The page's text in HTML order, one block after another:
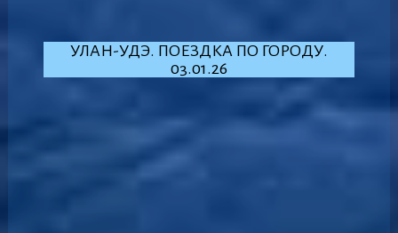
УЛАН-УДЭ. ПОЕЗДКА ПО ГОРОДУ.
03.01.26